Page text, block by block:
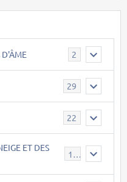
D'ÂME 2
29
22
ET DES
17